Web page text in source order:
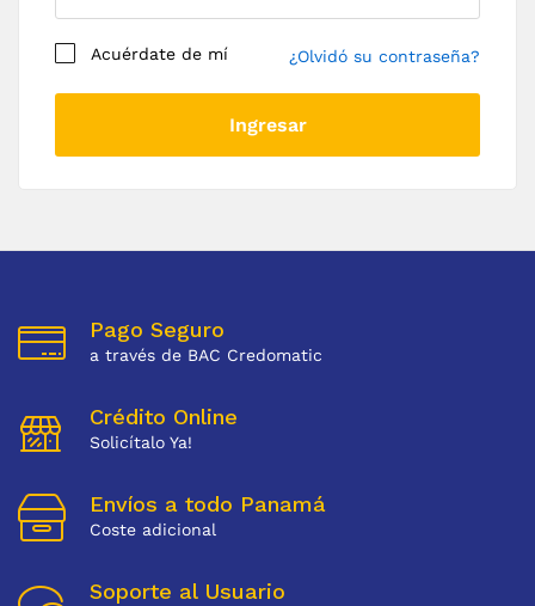
Acuérdate de mí ¿Olvidó su contraseña?
Ingresar
Registrar
Pago Seguro
a través de BAC Credomatic
Crédito Online
Solicítalo Ya!
Envíos a todo Panamá
Coste adicional
Soporte al Usuario